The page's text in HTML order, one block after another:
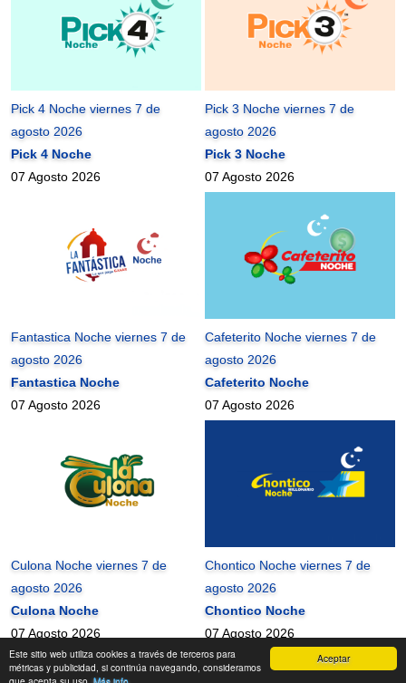
Aceptar
Este sitio web utiliza cookies a través de terceros para
métricas y publicidad, si continúa navegando, consideramos
Pick 4 Noche viernes 7 de
agosto 2026
Pick 4 Noche
07 Agosto 2026
Pick 3 Noche viernes 7 de
agosto 2026
Pick 3 Noche
07 Agosto 2026
Fantastica Noche viernes 7 de
agosto 2026
Fantastica Noche
07 Agosto 2026
Cafeterito Noche viernes 7 de
agosto 2026
Cafeterito Noche
07 Agosto 2026
Culona Noche viernes 7 de
agosto 2026
Culona Noche
07 Agosto 2026
Chontico Noche viernes 7 de
agosto 2026
Chontico Noche
07 Agosto 2026
mundonets2010-2026 ©